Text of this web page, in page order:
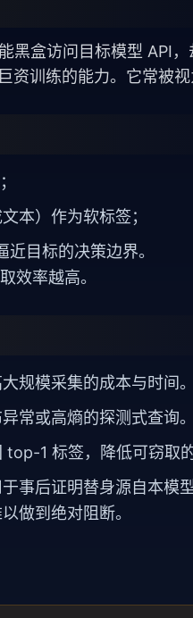
盒访问目标模型 API
资训练的能力。它常被
本）作为软标签；
目标的决策边界。
效率越高。
规模采集的成本与时间。
常或高熵的探测式查询。
1 标签，降低可窃取的
事后证明替身源自本模型
做到绝对阻断。